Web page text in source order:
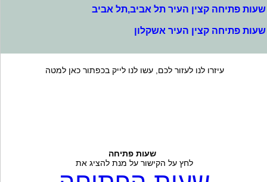
שעות פתיחה קצין העיר תל אביב,תל אביב
שעות פתיחה קצין העיר אשקלון
עיזרו לנו לעזור לכם, עשו לנו לייק בכפתור כאן למטה
שעות פתיחה
לחץ על הקישור על מנת להציג את